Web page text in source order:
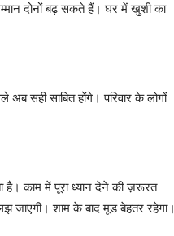
दोनों बढ़ सकते हैं। घर में खुशी का
सही साबित होंगे। परिवार के लोगों
है। काम में पूरा ध्यान देने की ज़रूरत
जाएगी। शाम के बाद मूड बेहतर रहेगा।